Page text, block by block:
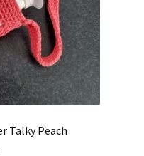
Talky Peach